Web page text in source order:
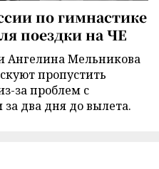
по гимнастике
поездки на ЧЕ
Мельникова
пропустить
за проблем с
два дня до вылета.